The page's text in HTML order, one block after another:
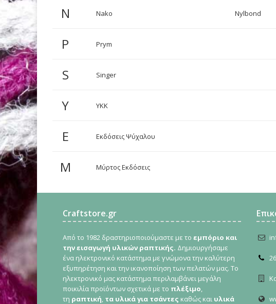
N Nako Nylbond
P Prym
S Singer
Y YKK
Ε Εκδόσεις Ψύχαλου
Μ Μύρτος Εκδόσεις
Craftstore.gr
Από το 1982 δραστηριοποιούμαστε με το εμπόριο και
την εισαγωγή υλικών ραπτικής. Δημιουργήσαμε
ένα ηλεκτρονικό κατάστημα με γνώμονα την καλύτερη
εξυπηρέτηση και την ικανοποίηση των πελατών μας. Το
ηλεκτρονικό μας κατάστημα περιλαμβάνει μεγάλη
ποικιλία προϊόντων σχετικά με το πλέξιμο,
τη ραπτική, τα υλικά για τσάντες καθώς και υλικά